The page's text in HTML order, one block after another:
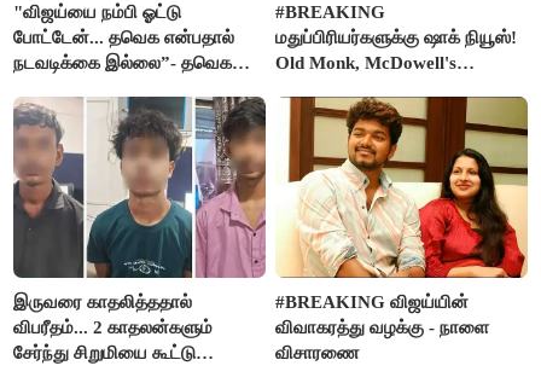
"விஜய்யை நம்பி ஓட்டு
போட்டேன்... தவெக என்பதால்
நடவடிக்கை இல்லை”- தவெக
கதறல்
#BREAKING
மதுப்பிரியர்களுக்கு ஷாக் நியூஸ்!
Old Monk, McDowell's
FSSAI தடை
இருவரை காதலித்ததால்
விபரீதம்... 2 காதலன்களும்
சேர்ந்து சிறுமியை கூட்டு
#BREAKING விஜய்யின்
விவாகரத்து வழக்கு - நாளை
விசாரணை